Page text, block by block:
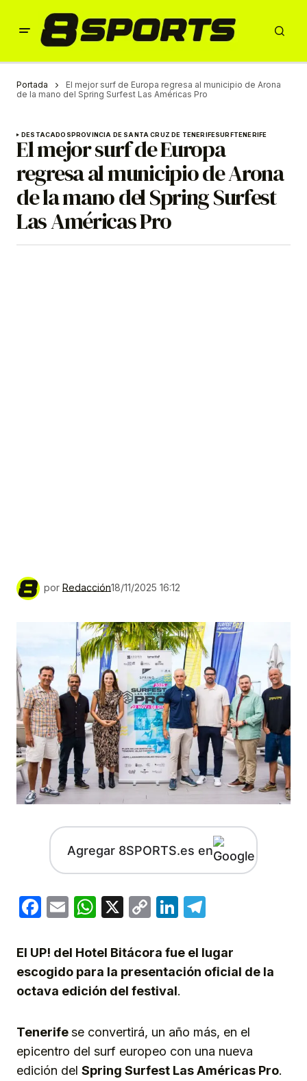
Portada
El mejor surf de Europa regresa al municipio de Arona
de la mano del Spring Surfest Las Américas Pro
DESTACADOSPROVINCIA DE SANTA CRUZ DE TENERIFESURFTENERIFE
El mejor surf de Europa
regresa al municipio de Arona
de la mano del Spring Surfest
Las Américas Pro
por Redacción18/11/2025 16:12
Agregar 8SPORTS.es en
Facebook
EmailWhatsApp
X
CopyLinkedIn
El UP! del Hotel Bitácora fue el lugar
escogido para la presentación oficial de la
octava edición del festival.
Tenerifese convertirá, un año más, en el
epicentro del surf europeo con una nueva
edición del Spring Surfest Las Américas Pro.